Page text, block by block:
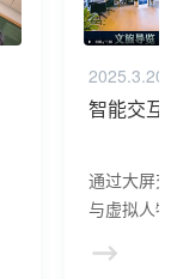
2025.3.20
智能交互
通过大屏
与虚拟人
景，可广